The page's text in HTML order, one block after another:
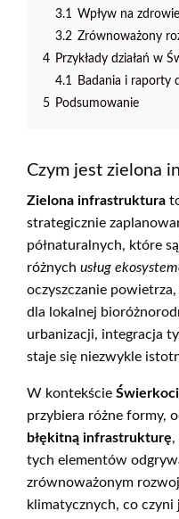
3.1 Wpływ na
3.2 Zrównoważony
4 Przykłady działań w
4.1 Badania i raporty
5 Podsumowanie
Czym jest zielona
Zielona infrastruktura
strategicznie
półnaturalnych, które
różnych usług
oczyszczanie
dla lokalnej
urbanizacji, integracja
staje się niezwykle
W kontekście
przybiera różne formy,
błękitną infrastrukturę,
tych elementów
zrównoważonym
klimatycznych, co czyni